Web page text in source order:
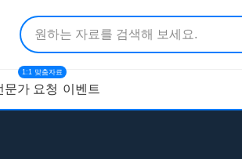
문가 요청
1:1 맞춤자료
이벤트